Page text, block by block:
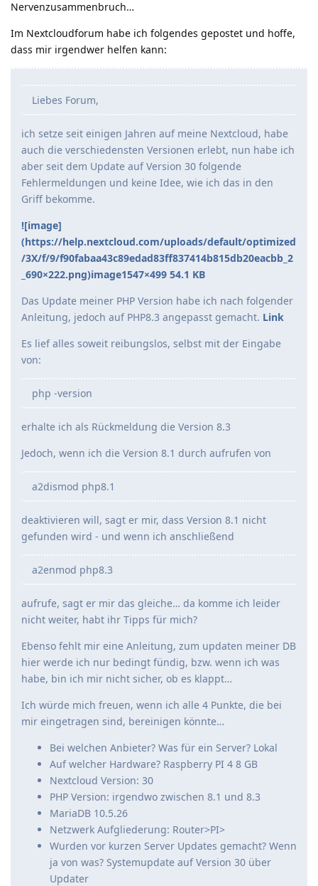
Nervenzusammenbruch…
Im Nextcloudforum habe ich folgendes gepostet und hoffe,
dass mir irgendwer helfen kann:
Liebes Forum,
ich setze seit einigen Jahren auf meine Nextcloud, habe
auch die verschiedensten Versionen erlebt, nun habe ich
aber seit dem Update auf Version 30 folgende
Fehlermeldungen und keine Idee, wie ich das in den
Griff bekomme.
![image]
(https://help.nextcloud.com/uploads/default/optimized
/3X/f/9/f90fabaa43c89edad83ff837414b815db20eacbb_2
_690×222.png)image1547×499 54.1 KB
Das Update meiner PHP Version habe ich nach folgender
Anleitung, jedoch auf PHP8.3 angepasst gemacht. Link
Es lief alles soweit reibungslos, selbst mit der Eingabe
von:
php -version
erhalte ich als Rückmeldung die Version 8.3
Jedoch, wenn ich die Version 8.1 durch aufrufen von
a2dismod php8.1
deaktivieren will, sagt er mir, dass Version 8.1 nicht
gefunden wird - und wenn ich anschließend
a2enmod php8.3
aufrufe, sagt er mir das gleiche… da komme ich leider
nicht weiter, habt ihr Tipps für mich?
Ebenso fehlt mir eine Anleitung, zum updaten meiner DB
hier werde ich nur bedingt fündig, bzw. wenn ich was
habe, bin ich mir nicht sicher, ob es klappt…
Ich würde mich freuen, wenn ich alle 4 Punkte, die bei
mir eingetragen sind, bereinigen könnte…
Bei welchen Anbieter? Was für ein Server? Lokal
Auf welcher Hardware? Raspberry PI 4 8 GB
Nextcloud Version: 30
PHP Version: irgendwo zwischen 8.1 und 8.3
MariaDB 10.5.26
Netzwerk Aufgliederung: Router>PI>
Wurden vor kurzen Server Updates gemacht? Wenn
ja von was? Systemupdate auf Version 30 über
Updater